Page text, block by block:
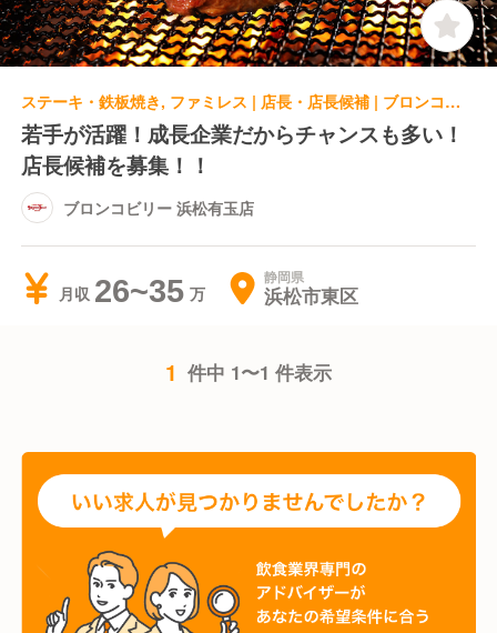
ステーキ・鉄板焼き, ファミレス | 店長・店長候補 | ブロンコビリー 浜松有玉店
若手が活躍！成長企業だからチャンスも多い！
店長候補を募集！！
ブロンコビリー 浜松有玉店
月収 26~35 静岡県
浜松市東区
1 件中 1〜1 件表示